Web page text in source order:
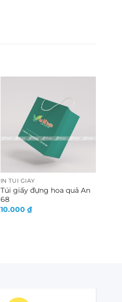
IN TÚI GIẤY
Túi giấy đựng hoa quả An
68
10.000 ₫